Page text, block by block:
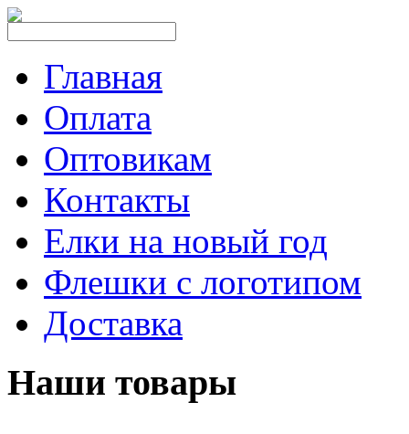
Главная
Оплата
Оптовикам
Контакты
Елки на новый год
Флешки с логотипом
Доставка
Наши товары